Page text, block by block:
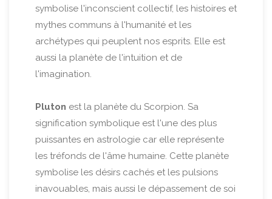
symbolise l'inconscient collectif, les histoires et
mythes communs à l'humanité et les
archétypes qui peuplent nos esprits. Elle est
aussi la planète de l'intuition et de
l'imagination.
Pluton est la planète du Scorpion. Sa
signification symbolique est l'une des plus
puissantes en astrologie car elle représente
les tréfonds de l'âme humaine. Cette planète
symbolise les désirs cachés et les pulsions
inavouables, mais aussi le dépassement de soi